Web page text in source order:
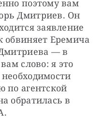
поэтому вам
Дмитриев. Он
заявление
обвиняет Еремича
— в
слово: я это
по агентской
обратилась в